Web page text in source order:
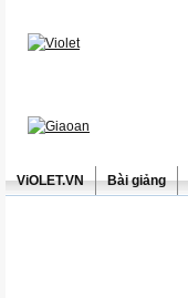
ViOLET.VN Bài giảng